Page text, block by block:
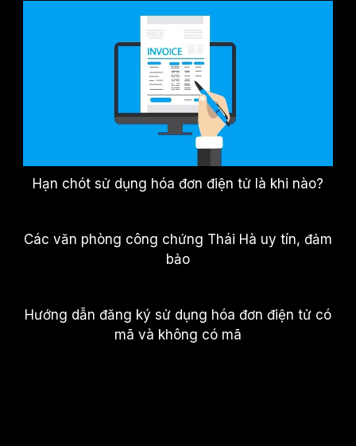
Hạn chót sử dụng hóa đơn điện tử là khi nào?
Các văn phòng công chứng Thái Hà uy tín, đảm
bảo
Hướng dẫn đăng ký sử dụng hóa đơn điện tử có
mã và không có mã